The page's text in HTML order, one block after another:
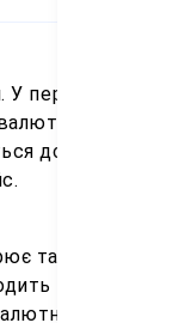
У першому
ордер
до нас, та ми
такий інвойс
в CRM-
ордер,